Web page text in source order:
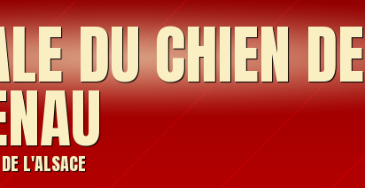
DU CHIEN DE
L'ALSACE